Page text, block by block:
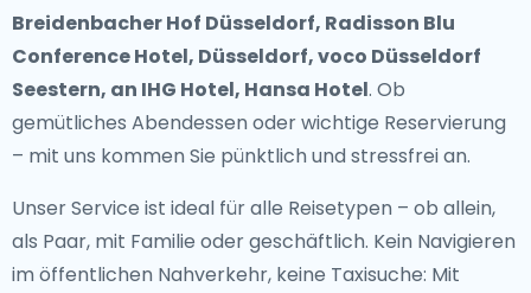
Breidenbacher Hof Düsseldorf, Radisson Blu
Conference Hotel, Düsseldorf, voco Düsseldorf
Seestern, an IHG Hotel, Hansa Hotel. Ob
gemütliches Abendessen oder wichtige Reservierung
– mit uns kommen Sie pünktlich und stressfrei an.
Unser Service ist ideal für alle Reisetypen – ob allein,
als Paar, mit Familie oder geschäftlich. Kein Navigieren
im öffentlichen Nahverkehr, keine Taxisuche: Mit